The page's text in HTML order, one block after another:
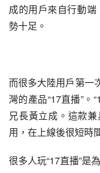
成的用戶來自行動
勢十足。
而很多大陸用戶第一
灣的產品“17直播”。
兄長黃立成。這款
用，在上線後很短時
很多人玩“17直播”是